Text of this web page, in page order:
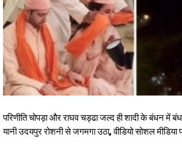
परिणीति चोपड़ा और राघव चड्ढा जल्द ही शादी के बंधन में
यानी उदयपुर रोशनी से जगमगा उठा, वीडियो सोशल